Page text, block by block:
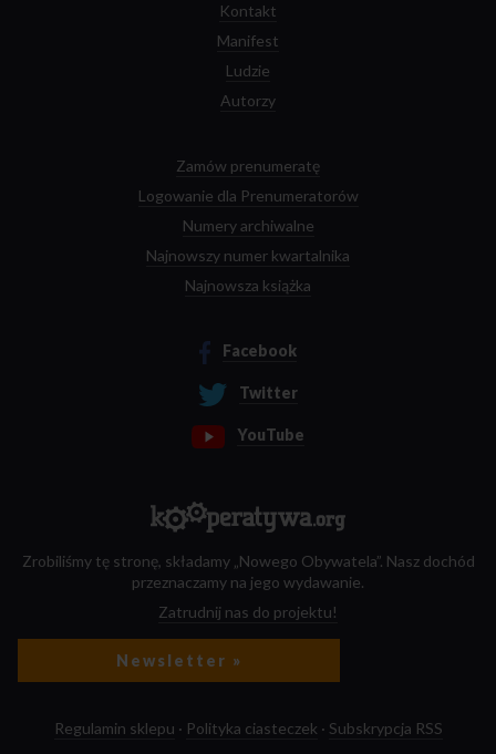
Kontakt
Manifest
Ludzie
Autorzy
Zamów prenumeratę
Logowanie dla Prenumeratorów
Numery archiwalne
Najnowszy numer kwartalnika
Najnowsza książka
Facebook
Twitter
YouTube
Zrobiliśmy tę stronę, składamy „Nowego Obywatela”. Nasz dochód
przeznaczamy na jego wydawanie.
Zatrudnij nas do projektu!
Newsletter »
Regulamin sklepu · Polityka ciasteczek · Subskrypcja RSS